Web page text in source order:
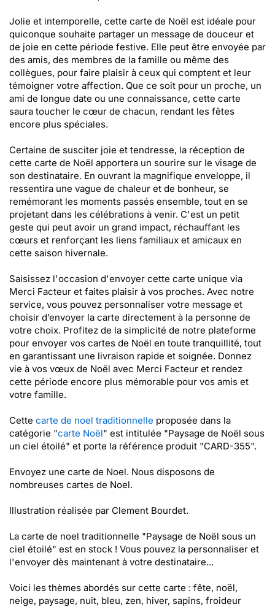
Jolie et intemporelle, cette carte de Noël est idéale pour
quiconque souhaite partager un message de douceur et
de joie en cette période festive. Elle peut être envoyée par
des amis, des membres de la famille ou même des
collègues, pour faire plaisir à ceux qui comptent et leur
témoigner votre affection. Que ce soit pour un proche, un
ami de longue date ou une connaissance, cette carte
saura toucher le cœur de chacun, rendant les fêtes
encore plus spéciales.
Certaine de susciter joie et tendresse, la réception de
cette carte de Noël apportera un sourire sur le visage de
son destinataire. En ouvrant la magnifique enveloppe, il
ressentira une vague de chaleur et de bonheur, se
remémorant les moments passés ensemble, tout en se
projetant dans les célébrations à venir. C'est un petit
geste qui peut avoir un grand impact, réchauffant les
cœurs et renforçant les liens familiaux et amicaux en
cette saison hivernale.
Saisissez l'occasion d'envoyer cette carte unique via
Merci Facteur et faites plaisir à vos proches. Avec notre
service, vous pouvez personnaliser votre message et
choisir d’envoyer la carte directement à la personne de
votre choix. Profitez de la simplicité de notre plateforme
pour envoyer vos cartes de Noël en toute tranquillité, tout
en garantissant une livraison rapide et soignée. Donnez
vie à vos vœux de Noël avec Merci Facteur et rendez
cette période encore plus mémorable pour vos amis et
votre famille.
Cette carte de noel traditionnelle proposée dans la
catégorie "carte Noël" est intitulée "Paysage de Noël sous
un ciel étoilé" et porte la référence produit "CARD-355".
Envoyez une carte de Noel. Nous disposons de
nombreuses cartes de Noel.
Illustration réalisée par Clement Bourdet.
La carte de noel traditionnelle "Paysage de Noël sous un
ciel étoilé" est en stock ! Vous pouvez la personnaliser et
l'envoyer dès maintenant à votre destinataire...
Voici les thèmes abordés sur cette carte : fête, noël,
neige, paysage, nuit, bleu, zen, hiver, sapins, froideur